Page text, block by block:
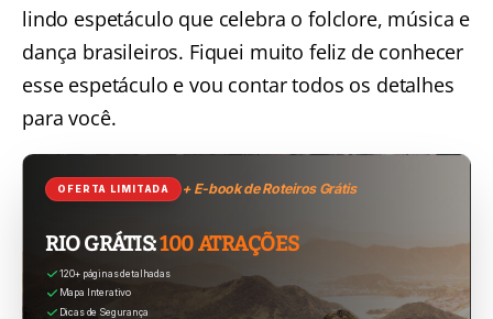
lindo espetáculo que celebra o folclore, música e
dança brasileiros. Fiquei muito feliz de conhecer
esse espetáculo e vou contar todos os detalhes
para você.
OFERTA LIMITADA + E-book de Roteiros Grátis
RIO GRÁTIS:100 ATRAÇÕES
120+ páginas detalhadas
Mapa Interativo
Dicas de Segurança